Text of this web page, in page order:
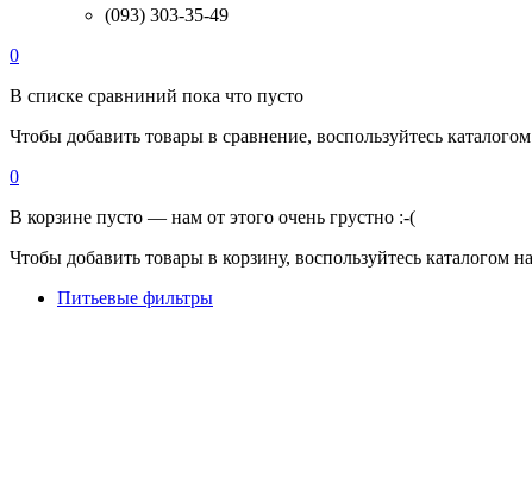
(093) 303-35-49
0
В списке сравниний пока что пусто
Чтобы добавить товары в сравнение, воспользуйтесь
0
В корзине пусто — нам от этого очень грустно :-(
Чтобы добавить товары в корзину, воспользуйтесь каталогом
Питьевые фильтры